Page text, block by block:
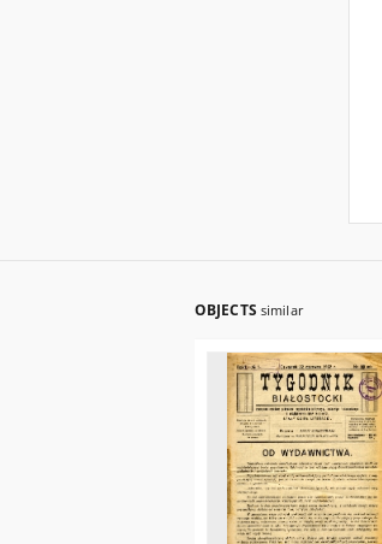
OBJECTS similar